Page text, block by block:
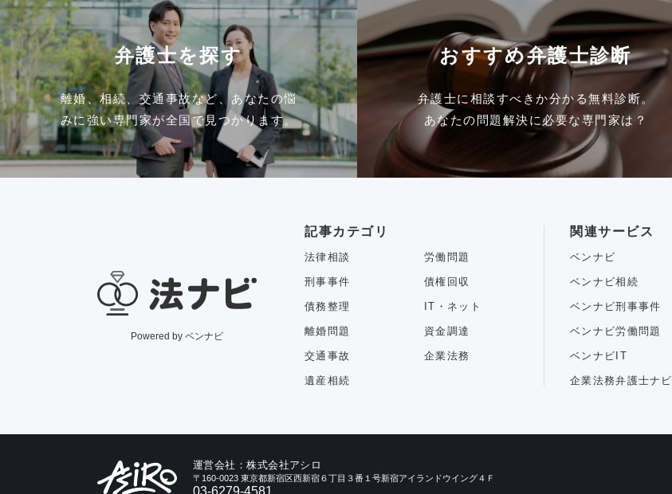
弁護士を探す
離婚、相続、交通事故など、あなたの悩
みに強い専門家が全国で見つかります。
おすすめ弁護士診断
弁護士に相談すべきか分かる無料診断。
あなたの問題解決に必要な専門家は？
Powered by ベンナビ
記事カテゴリ
法律相談 労働問題
刑事事件 債権回収
債務整理 IT・ネット
離婚問題 資金調達
交通事故 企業法務
遺産相続
関連サービス
ベンナビ
ベンナビ相続
ベンナビ刑事事件
ベンナビ労働問題
ベンナビIT
企業法務弁護士ナビ
運営会社：株式会社アシロ
〒160-0023 東京都新宿区西新宿６丁目３番１号新宿アイランドウイング４Ｆ
03-6279-4581